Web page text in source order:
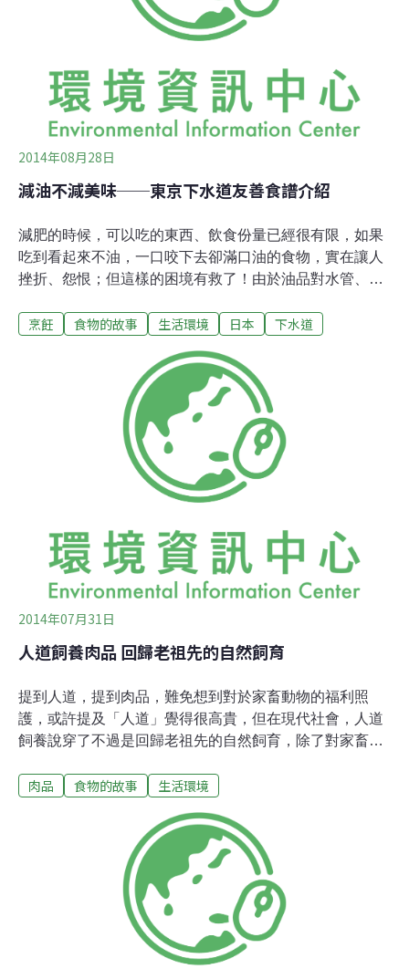
咖哩炒飯。參與者爭相分享、立即上前實驗自己想到的月
餅剩食食譜，買來奶茶加入芋香，再製一份專業版的炒
味。食物沒有剩下，反而有不停的話題。參與者在現場分
2014年08月28日
減油不減美味──東京下水道友善食譜介紹
減肥的時候，可以吃的東西、飲食份量已經很有限，如果
吃到看起來不油，一口咬下去卻滿口油的食物，實在讓人
挫折、怨恨；但這樣的困境有救了！由於油品對水管、下
之下水道友善手冊，以相當篇幅做成一本簡直是減肥寶典
下去其實不油，愉悅感滿點的菜色哪。下水道局出書教你
減油烹飪 這本由香川營養專門學校監製，不乏得獎作品的
食譜，出手不凡，如果只聽食譜名字的話，大概心想：
「減油烹飪？應該都是些水煮、蒸煮之類的，讓人痛恨健
康這種字眼的料理吧。」豈料這本寶典名不符實，羅列炒
飯、炸蝦、炸雞塊、炸豬排、甜甜圈、可樂餅、法式鹹
派、豬肉蓋飯、咖哩、法式吐司、芝麻球、油炸包子、焗
色，乍看之下，樣樣都是復胖增肥的好朋友，真的能一兼
二顧，減油又愛護下水道嗎？
烹飪 食物的故事 生活環境 日本 下水道
2014年07月31日
人道飼養肉品 回歸老祖先的自然飼育
提到人道，提到肉品，難免想到對於家畜動物的福利照
護，或許提及「人道」覺得很高貴，但在現代社會，人道
飼養說穿了不過是回歸老祖先的自然飼育，除了對家畜應
還代表著品質純淨無害的肉品。這樣的高品質肉品來自兩
成長（不用藥），第二，屠宰時採用減低壓力的屠宰法，
讓家畜在屠宰過程不過於緊張，避免造成肉品的如水樣肉
或暗乾肉。只是，市面上真有這麼純淨的肉品嘛？在講求
效率的台灣社會中，其實約90%以上的肉品普遍採用網籠
集約式飼養和非人道屠宰，原因當然是方便管理、產量
大、便宜，本篇針對「飼養」方面來討論。首先，為符合
現代人對肉類大量的需求，現代化畜牧有如出產肉品的工
肉品 食物的故事 生活環境